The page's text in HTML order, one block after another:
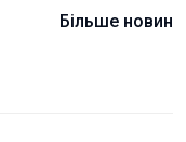
Більше новин